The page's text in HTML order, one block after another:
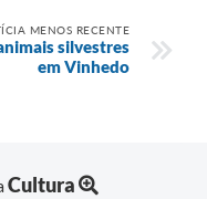
MENOS RECENTE
silvestres
em Vinhedo
Cultura